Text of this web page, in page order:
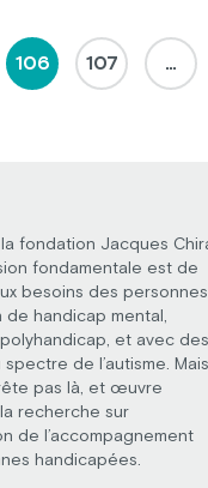
106 107
fondation Jacques
fondamentale est de
besoins des personnes
de handicap mental,
et avec des
de l’autisme. Mais
pas là, et œuvre
recherche sur
de l’accompagnement
handicapées.